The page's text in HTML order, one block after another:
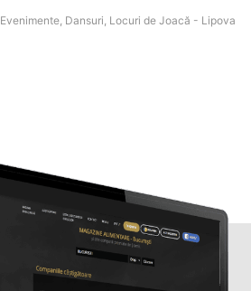
Evenimente, Dansuri, Locuri de Joacă - Lipova